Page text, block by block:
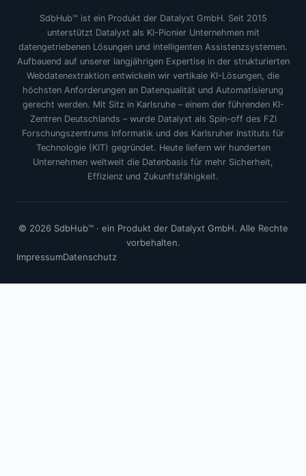
SdbHub™ ist ein Produkt der Datalyxt GmbH. Seit 2015
unterstützt Datalyxt als KI-Pionier Unternehmen mit
datengetriebenen Lösungen und intelligenten Assistenzsystemen.
Aufbauend auf unserer langjährigen Expertise in der strukturierten
Webdatenextraktion entwickeln wir vertikale KI-Lösungen, die
höchsten Anforderungen an Datenqualität und Automatisierung
gerecht werden. Mit Sitz in Karlsruhe – einem der führenden KI-
Zentren Deutschlands – wurde Datalyxt als Spin-off des FZI
Forschungszentrums Informatik und des Karlsruher Instituts für
Technologie (KIT) gegründet. Heute liefern wir hunderten
Unternehmen weltweit die Datenbasis für mehr Sicherheit,
Effizienz und Zukunftsfähigkeit.
© 2026 SdbHub™ · ein Produkt der Datalyxt GmbH. Alle Rechte
vorbehalten.
ImpressumDatenschutz